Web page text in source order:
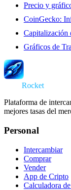
Precio y
CoinGecko:
Capitalización
Gráficos de
Rocket
Plataforma de
mejores tasas del
Personal
Intercambiar
Comprar
Vender
App de Cripto
Calculadora